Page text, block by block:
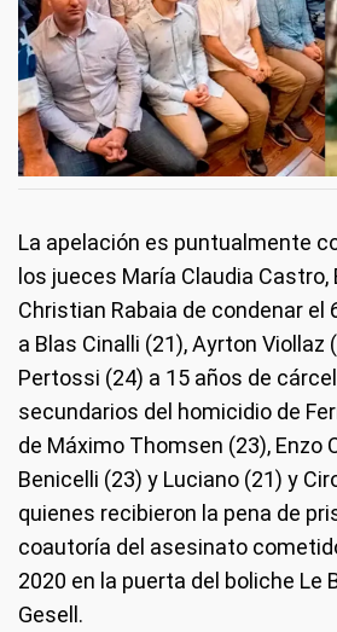
La apelación es puntualmente
los jueces María Claudia Castro,
Christian Rabaia de condenar el
a Blas Cinalli (21), Ayrton Viollaz
Pertossi (24) a 15 años de
secundarios del homicidio de
de Máximo Thomsen (23), Enzo
Benicelli (23) y Luciano (21) y
quienes recibieron la pena de
coautoría del asesinato
2020 en la puerta del boliche Le
Gesell.